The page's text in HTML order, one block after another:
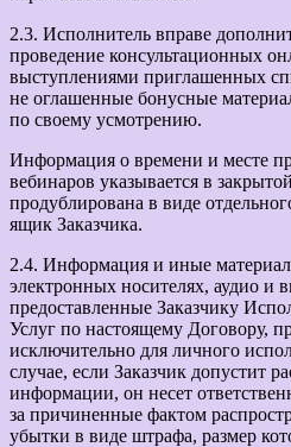
2.3. Исполнитель вправе
проведение консультационных
выступлениями приглашенных
не оглашенные бонусные
по своему усмотрению.
Информация о времени и месте
вебинаров указывается в
продублирована в виде
ящик Заказчика.
2.4. Информация и иные
электронных носителях, аудио и
предоставленные Заказчику
Услуг по настоящему Договору,
исключительно для личного
случае, если Заказчик допустит
информации, он несет
за причиненные фактом
убытки в виде штрафа, размер